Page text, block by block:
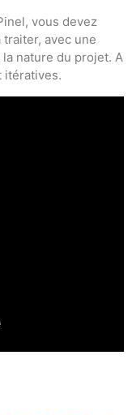
vous devez
avec une
nature du projet. A
itératives.